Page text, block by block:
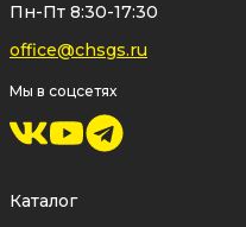
Пн-Пт 8:30-17:30
office@chsgs.ru
Мы в соцсетях
Каталог